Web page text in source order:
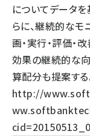
についてデータ
らに、継続的な
画・実行・評価・
効果の継続的な
算配分も提案する
http://